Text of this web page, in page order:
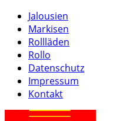
Jalousien
Markisen
Rollläden
Rollo
Datenschutz
Impressum
Kontakt